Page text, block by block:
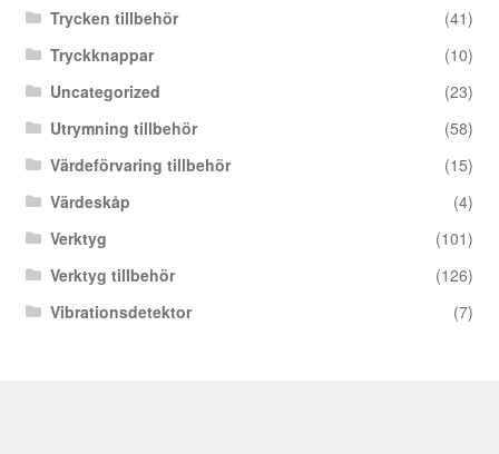
Trycken tillbehör
(41)
Tryckknappar
(10)
Uncategorized
(23)
Utrymning tillbehör
(58)
Värdeförvaring tillbehör
(15)
Värdeskåp
(4)
Verktyg
(101)
Verktyg tillbehör
(126)
Vibrationsdetektor
(7)